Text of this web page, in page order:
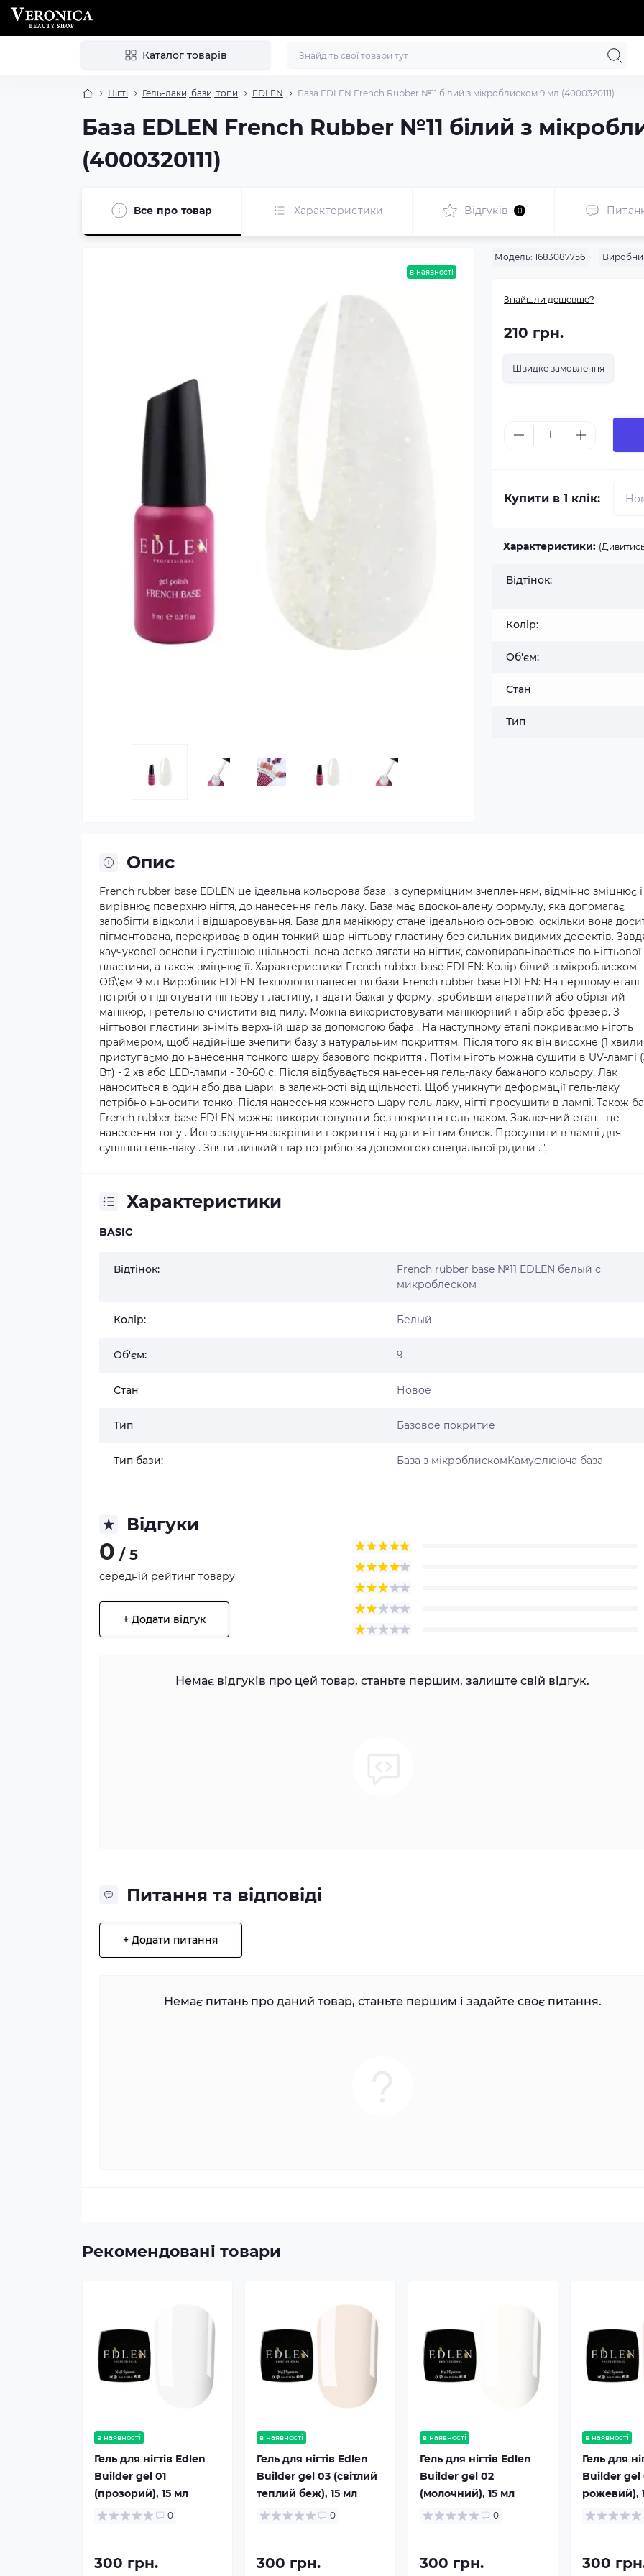
Каталог товарів
Нігті Гель-лаки, бази, топи EDLEN База EDLEN French Rubber №11 білий з мікроблиском 9 мл (4000320111)
База EDLEN French Rubber №11 білий з
(4000320111)
Все про товар Характеристики Відгуків 0
в наявності
Модель: 1683087756
Знайшли дешевше?
210 грн.
Швидке замовлення
Купити в 1 клік:
Характеристики:
Відтінок:
Колір:
Об'єм:
Стан
Тип
Опис
French rubber base EDLEN це ідеальна кольорова база , з суперміцним зчепленням, відмінно зміцнює і
вирівнює поверхню нігтя, до нанесення гель лаку. База має вдосконалену формулу, яка допомагає
запобігти відколи і відшаровування. База для манікюру стане ідеальною основою, оскільки вона
пігментована, перекриває в один тонкий шар нігтьову пластину без сильних видимих дефектів.
каучукової основи і густішою щільності, вона легко лягати на нігтик, самовиравніваеться по нігтьової
пластини, а також зміцнює її. Характеристики French rubber base EDLEN: Колір білий з мікроблиском
Об\'єм 9 мл Виробник EDLEN Технологія нанесення бази French rubber base EDLEN: На першому етапі
потрібно підготувати нігтьову пластину, надати бажану форму, зробивши апаратний або обрізний
манікюр, і ретельно очистити від пилу. Можна використовувати манікюрний набір або фрезер. З
нігтьової пластини зніміть верхній шар за допомогою бафа . На наступному етапі покриваємо ніготь
праймером, щоб надійніше зчепити базу з натуральним покриттям. Після того як він висохне (1
приступаємо до нанесення тонкого шару базового покриття . Потім ніготь можна сушити в UV-лампі
Вт) - 2 хв або LED-лампи - 30-60 с. Після відбувається нанесення гель-лаку бажаного кольору. Лак
наноситься в один або два шари, в залежності від щільності. Щоб уникнути деформації гель-лаку
потрібно наносити тонко. Після нанесення кожного шару гель-лаку, нігті просушити в лампі. Також
French rubber base EDLEN можна використовувати без покриття гель-лаком. Заключний етап - це
нанесення топу . Його завдання закріпити покриття і надати нігтям блиск. Просушити в лампі для
сушіння гель-лаку . Зняти липкий шар потрібно за допомогою спеціальної рідини . ', '
Характеристики
BASIC
Відтінок:
French rubber base №11 EDLEN белый с
микроблеском
Колір: Белый
Об'єм: 9
Стан Новое
Тип Базовое покритие
Тип бази: База з мікроблискомКамуфлююча база
Відгуки
0 / 5
середній рейтинг товару
+ Додати відгук
Немає відгуків про цей товар, станьте першим, залиште свій відгук.
Питання та відповіді
+ Додати питання
Немає питань про даний товар, станьте першим і задайте своє питання.
Рекомендовані товари
в наявності
Гель для нігтів Edlen
Builder gel 01
(прозорий), 15 мл
0
300 грн.
в наявності
Гель для нігтів Edlen
Builder gel 03 (світлий
теплий беж), 15 мл
0
300 грн.
в наявності
Гель для нігтів Edlen
Builder gel 02
(молочний), 15 мл
0
300 грн.
в наявності
Гель для
Builder gel
рожевий),
300